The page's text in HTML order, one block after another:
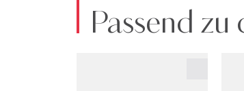
Passend